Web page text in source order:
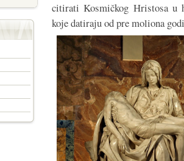
citirati Kosmičkog Hristosa u
koje datiraju od pre moliona